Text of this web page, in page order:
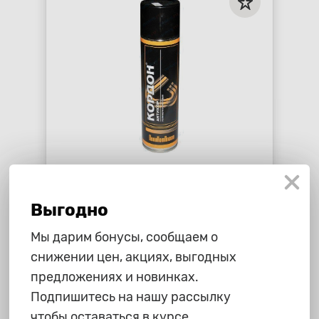
антикоррозийная битумная,
star_borderstar_borderstar_borderstar_borderstar_border
- +
Выгодно
Мы дарим бонусы, сообщаем о
снижении цен, акциях, выгодных
предложениях и новинках.
Подпишитесь на нашу рассылку